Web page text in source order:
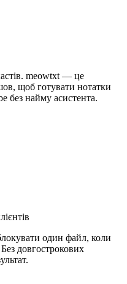
meowtxt — це
щоб готувати нотатки
без найму асистента.
один файл, коли
довгострокових